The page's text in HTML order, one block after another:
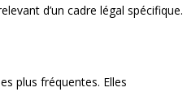
d’un cadre légal spécifique.
plus fréquentes. Elles